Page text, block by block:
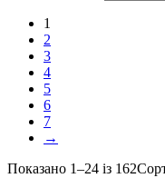
1
2
3
4
5
6
7
→
Показано 1–24 із 162